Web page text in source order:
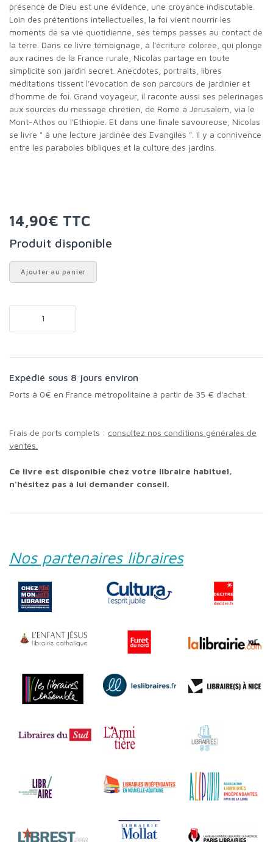
présence de Dieu est une évidence, une croyance indiscutable.
Loin des prétentions intellectuelles, la foi vient nourrir les
moments de sa vie quotidienne, ses temps passés au contact de
la terre. Dans ce livre témoignage, à l'écriture colorée, qui plonge
aux racines de la France rurale, Nicolas partage en toute
simplicité son jardin secret. Anecdotes, portraits, libres
méditations tissent l'évocation de son parcours de jardinier et
d'homme de foi. Grand voyageur, il raconte aussi ses pèlerinages
aux sources du message chrétien, de Rome à Jérusalem, via le
Mont-Athos ou l'Ethiopie. Et dans une finale savoureuse, Nicolas
se livre " à une lecture jardinée des Evangiles ". Il y a connivence
entre les paraboles bibliques et la culture des jardins.
14,90€ TTC
Produit disponible
Ajouter au panier
Expédié sous 8 jours environ
Ports à 0€ en France métropolitaine à partir de 35 € d'achat.
Frais de ports complets : consultez nos conditions générales de
ventes.
Ce livre est disponible chez votre libraire habituel,
n'hésitez pas à lui demander conseil.
Nos partenaires libraires